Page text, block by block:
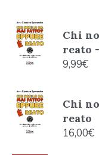
Chi
reato
9,99€
Chi
reato
16,00€